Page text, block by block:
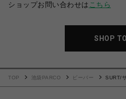
ショップお問い合わせは こちら
SHOP
TOP 池袋PARCO ビーバー SURT/